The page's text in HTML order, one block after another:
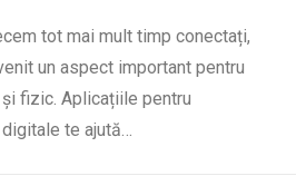
tot mai mult timp conectați,
un aspect important pentru
fizic. Aplicațiile pentru
te ajută…